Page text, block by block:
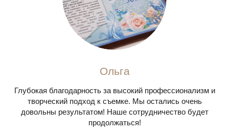
Ольга
Глубокая благодарность за высокий профессионализм и
творческий подход к съемке. Мы остались очень
довольны результатом! Наше сотрудничество будет
продолжаться!